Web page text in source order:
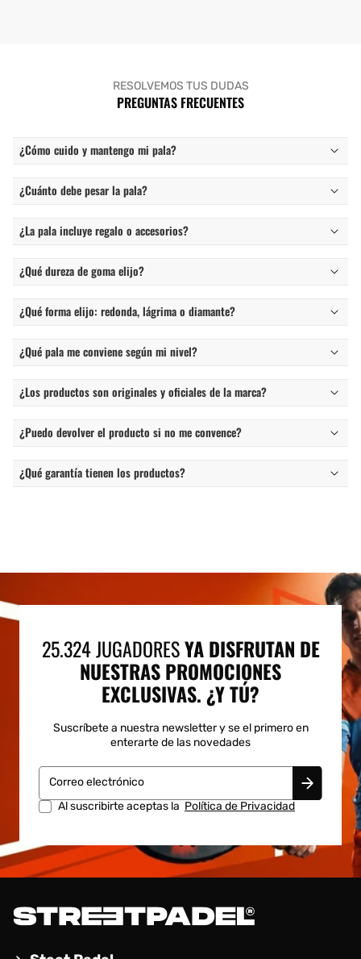
RESOLVEMOS TUS DUDAS
PREGUNTAS FRECUENTES
¿Cómo cuido y mantengo mi pala?
¿Cuánto debe pesar la pala?
¿La pala incluye regalo o accesorios?
¿Qué dureza de goma elijo?
¿Qué forma elijo: redonda, lágrima o diamante?
¿Qué pala me conviene según mi nivel?
¿Los productos son originales y oficiales de la marca?
¿Puedo devolver el producto si no me convence?
¿Qué garantía tienen los productos?
25.324 JUGADORESYA DISFRUTAN DE
NUESTRAS PROMOCIONES
EXCLUSIVAS. ¿Y TÚ?
Suscríbete a nuestra newsletter y se el primero en
enterarte de las novedades
Correo electrónico
Al suscribirte aceptas la Política de Privacidad